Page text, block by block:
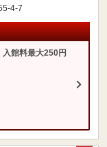
4-7
入館料最大250円